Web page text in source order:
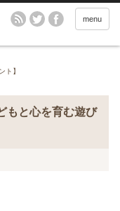
menu
ト】
もと心を育む遊び